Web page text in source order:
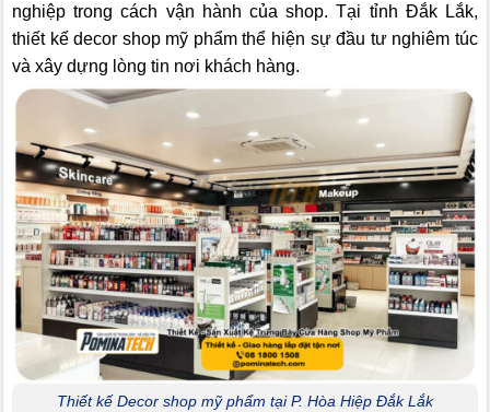
nghiệp trong cách vận hành của shop. Tại tỉnh Đắk Lắk,
thiết kế decor shop mỹ phẩm thể hiện sự đầu tư nghiêm túc
và xây dựng lòng tin nơi khách hàng.
Thiết kế Decor shop mỹ phẩm tại P. Hòa Hiệp Đắk Lắk